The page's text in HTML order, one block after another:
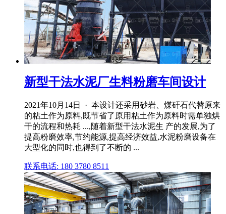
新型干法水泥厂生料粉磨车间设计
2021年10月14日 · 本设计还采用砂岩、煤矸石代替原来
的粘土作为原料,既节省了原用粘土作为原料时需单独烘
干的流程和热耗 ...,随着新型干法水泥生 产的发展,为了
提高粉磨效率,节约能源,提高经济效益,水泥粉磨设备在
大型化的同时,也得到了不断的 ...
联系电话: 180 3780 8511